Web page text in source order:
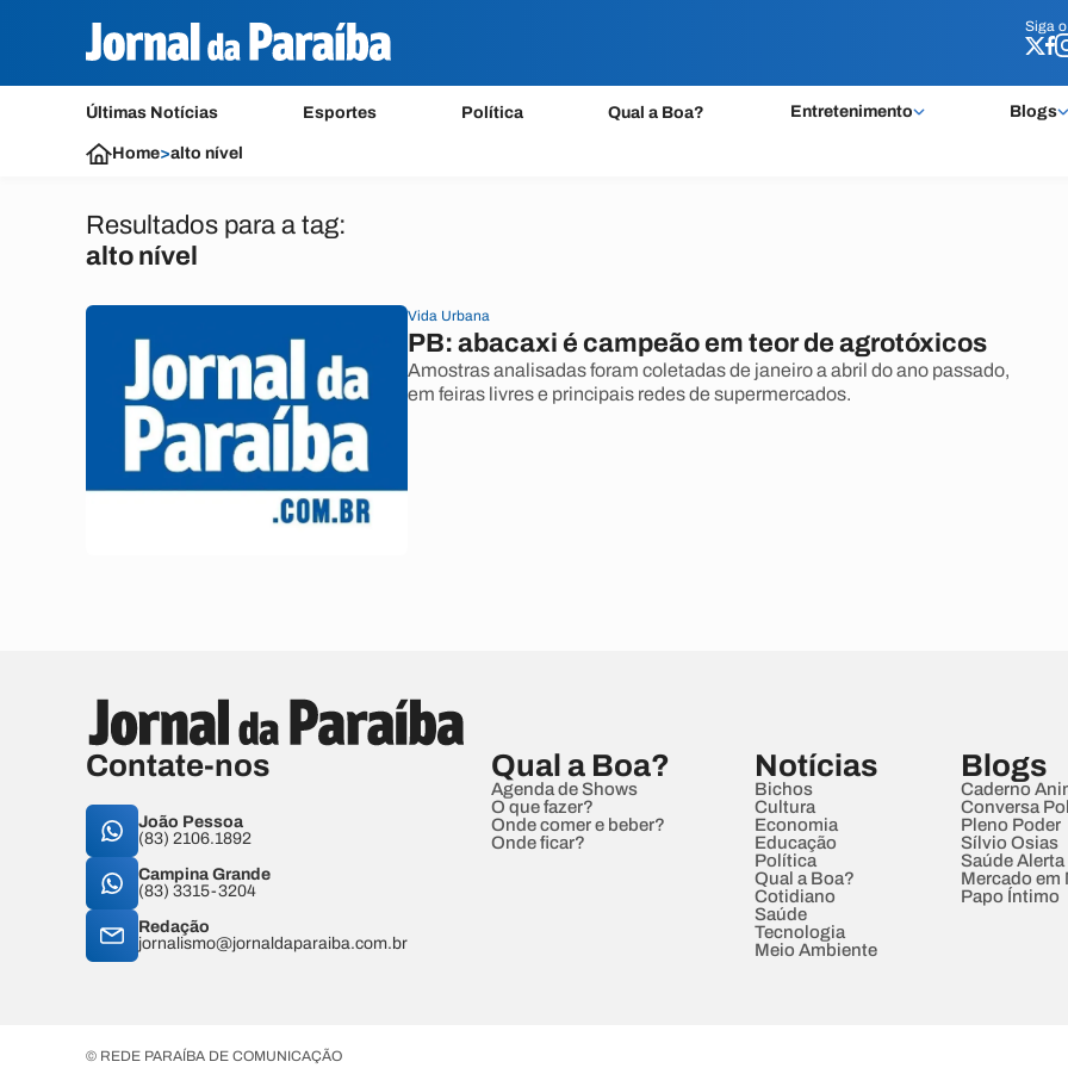
Siga o
Últimas Notícias Esportes Política Qual a Boa? Entretenimento Blogs
Siga o
Home>alto nível
Resultados para a tag:
alto nível
Vida Urbana
PB: abacaxi é campeão em teor de agrotóxicos
Amostras analisadas foram coletadas de janeiro a abril do ano passado,
em feiras livres e principais redes de supermercados.
Contate-nos
João Pessoa
(83) 2106.1892
Campina Grande
(83) 3315-3204
Redação
jornalismo@jornaldaparaiba.com.br
Qual a Boa?
Agenda de Shows
O que fazer?
Onde comer e beber?
Onde ficar?
Notícias
Bichos
Cultura
Economia
Educação
Política
Qual a Boa?
Cotidiano
Saúde
Tecnologia
Meio Ambiente
Blogs
Caderno
Conversa
Pleno Poder
Sílvio Osias
Saúde Alerta
Mercado em
Papo Íntimo
© REDE PARAÍBA DE COMUNICAÇÃO